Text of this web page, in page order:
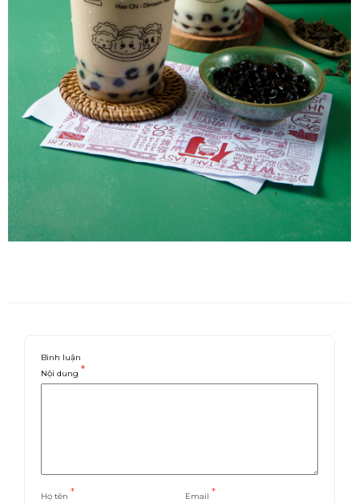
Bình luận
Nội dung *
Họ tên * Email *